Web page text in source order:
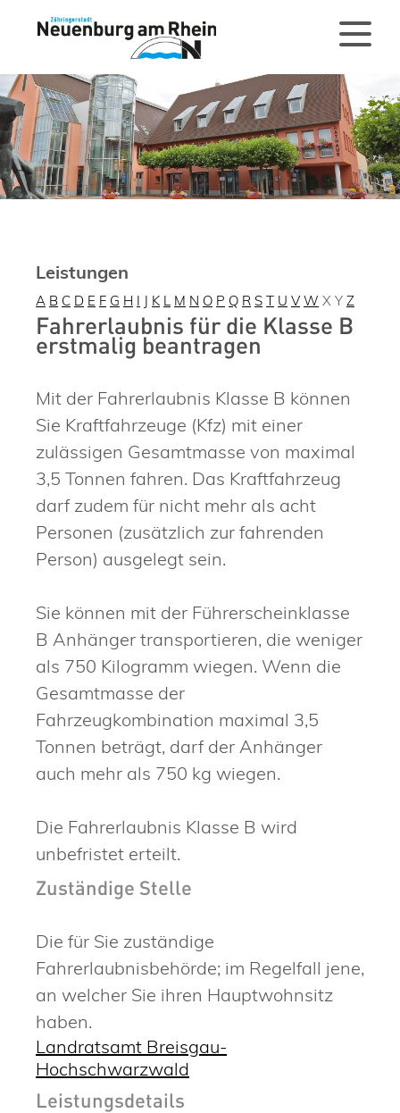
Leistungen
A B C D E F G H I J K L M N O P Q R S T U V W X Y Z
Fahrerlaubnis für die Klasse B
erstmalig beantragen
Mit der Fahrerlaubnis Klasse B können
Sie Kraftfahrzeuge (Kfz) mit einer
zulässigen Gesamtmasse von maximal
3,5 Tonnen fahren. Das Kraftfahrzeug
darf zudem für nicht mehr als acht
Personen (zusätzlich zur fahrenden
Person) ausgelegt sein.
Sie können mit der Führerscheinklasse
B Anhänger transportieren, die weniger
als 750 Kilogramm wiegen. Wenn die
Gesamtmasse der
Fahrzeugkombination maximal 3,5
Tonnen beträgt, darf der Anhänger
auch mehr als 750 kg wiegen.
Die Fahrerlaubnis Klasse B wird
unbefristet erteilt.
Zuständige Stelle
Die für Sie zuständige
Fahrerlaubnisbehörde; im Regelfall jene,
an welcher Sie ihren Hauptwohnsitz
haben.
Landratsamt Breisgau-
Hochschwarzwald
Leistungsdetails